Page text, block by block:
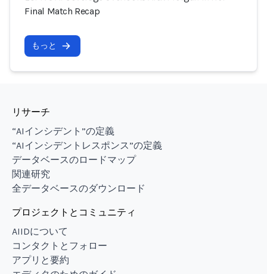
Final Match Recap
もっと
リサーチ
“AIインシデント”の定義
“AIインシデントレスポンス”の定義
データベースのロードマップ
関連研究
全データベースのダウンロード
プロジェクトとコミュニティ
AIIDについて
コンタクトとフォロー
アプリと要約